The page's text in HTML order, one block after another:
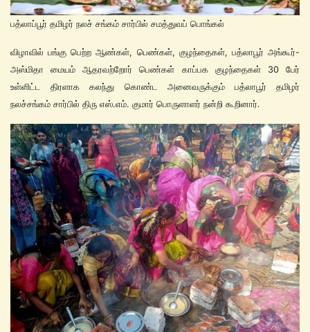
பத்லாப்பூர் தமிழர் நலச் சங்கம் சார்பில் சமத்துவப் பொங்கல்
விழாவில் பங்கு பெற்ற ஆண்கள், பெண்கள், குழந்தைகள், பத்லாபூர் அங்கூர்-
அஸ்மிதா மையம் ஆதரவற்றோர் பெண்கள் காப்பக குழந்தைகள் 30 பேர்
உள்ளிட்ட திரளாக கலந்து கொண்ட அனைவருக்கும் பத்லாபூர் தமிழர்
நலச்சங்கம் சார்பில் திரு எஸ்.எம். குமார் பொருளாளர் நன்றி கூறினார்.